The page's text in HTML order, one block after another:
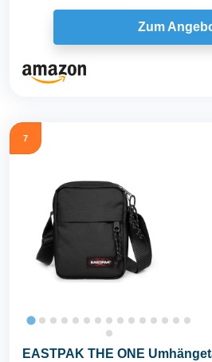
Zum
7
EASTPAK THE ONE